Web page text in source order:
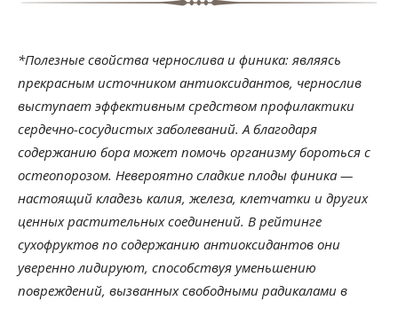
*Полезные свойства чернослива и финика: являясь
прекрасным источником антиоксидантов, чернослив
выступает эффективным средством профилактики
сердечно-сосудистых заболеваний. А благодаря
содержанию бора может помочь организму бороться с
остеопорозом. Невероятно сладкие плоды финика —
настоящий кладезь калия, железа, клетчатки и других
ценных растительных соединений. В рейтинге
сухофруктов по содержанию антиоксидантов они
уверенно лидируют, способствуя уменьшению
повреждений, вызванных свободными радикалами в